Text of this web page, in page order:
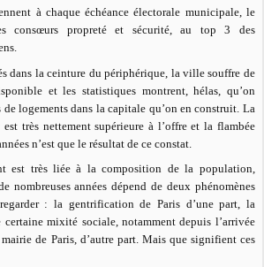
à chaque échéance électorale municipale, le
consœurs propreté et sécurité, au top 3 des
dans la ceinture du périphérique, la ville souffre de
et les statistiques montrent, hélas, qu’on
logements dans la capitale qu’on en construit. La
très nettement supérieure à l’offre et la flambée
n’est que le résultat de ce constat.
est très liée à la composition de la population,
nombreuses années dépend de deux phénomènes
: la gentrification de Paris d’une part, la
mixité sociale, notamment depuis l’arrivée
de Paris, d’autre part. Mais que signifient ces